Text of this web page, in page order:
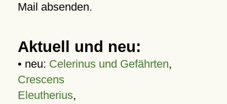
Mail absenden.
Aktuell und neu:
• neu: Celerinus und Gefährten,
Crescens
Eleutherius,